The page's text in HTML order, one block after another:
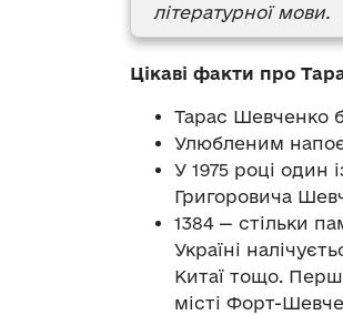
літературної мови.
Цікаві факти про
Тарас Шевченко
Улюбленим
У 1975 році один
Григоровича
1384 — стільки
Україні
Китаї тощо.
місті Форт-